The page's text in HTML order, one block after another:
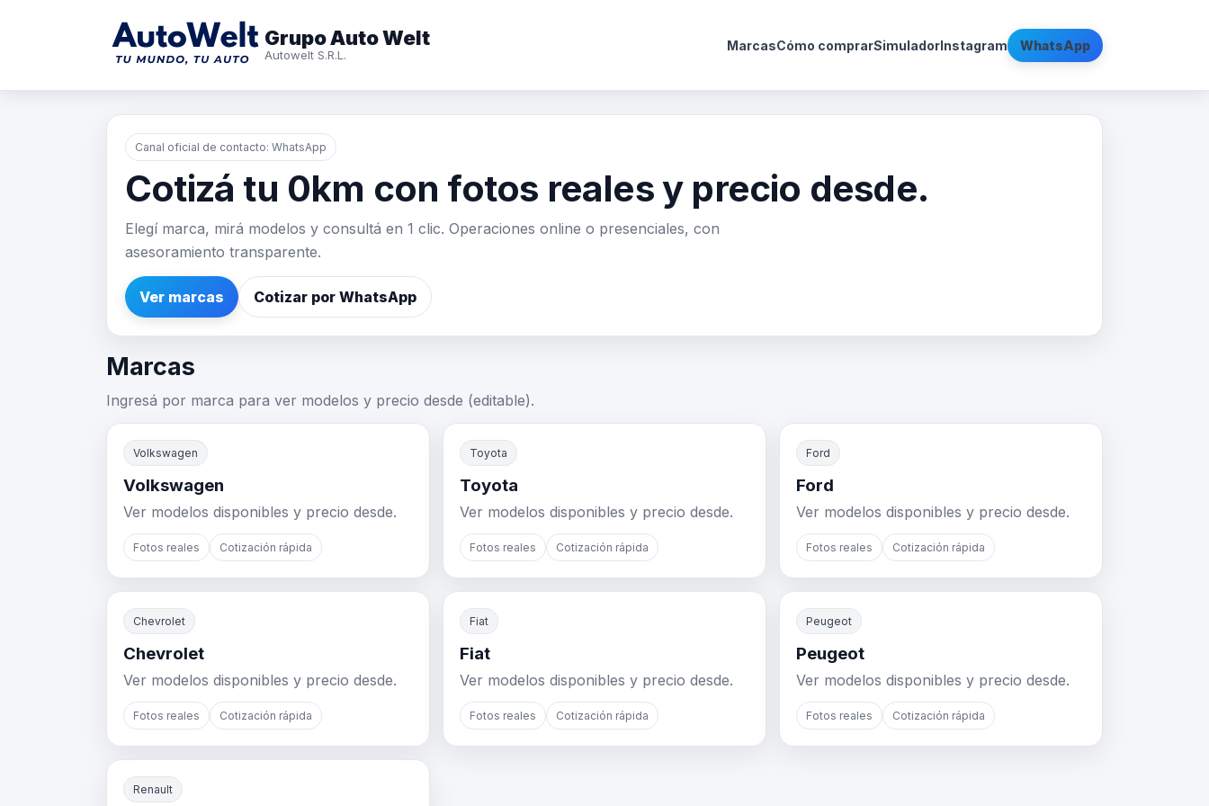
Grupo Auto Welt
Autowelt S.R.L.
MarcasCómo comprarSimuladorInstagram WhatsApp
Canal oficial de contacto: WhatsApp
Cotizá tu 0km con fotos reales y precio desde.
Elegí marca, mirá modelos y consultá en 1 clic. Operaciones online o presenciales, con
asesoramiento transparente.
Ver marcas Cotizar por WhatsApp
Marcas
Ingresá por marca para ver modelos y precio desde (editable).
Volkswagen
Volkswagen
Ver modelos disponibles y precio desde.
Fotos reales Cotización rápida
Toyota
Toyota
Ver modelos disponibles y precio desde.
Fotos reales Cotización rápida
Ford
Ford
Ver modelos disponibles y precio desde.
Fotos reales Cotización rápida
Chevrolet
Chevrolet
Ver modelos disponibles y precio desde.
Fotos reales Cotización rápida
Fiat
Fiat
Ver modelos disponibles y precio desde.
Fotos reales Cotización rápida
Peugeot
Peugeot
Ver modelos disponibles y precio desde.
Fotos reales Cotización rápida
Renault